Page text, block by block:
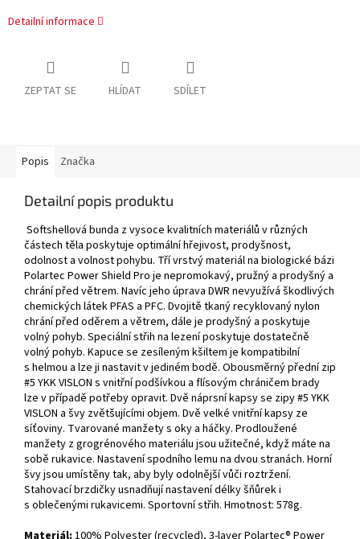
Detailní informace
ZEPTAT SE HLÍDAT SDÍLET
Popis Značka
Detailní popis produktu
Softshellová bunda z vysoce kvalitních materiálů v různých
částech těla poskytuje optimální hřejivost, prodyšnost,
odolnost a volnost pohybu. Tří vrstvý materiál na biologické bázi
Polartec Power Shield Pro je nepromokavý, pružný a prodyšný a
chrání před větrem. Navíc jeho úprava DWR nevyužívá škodlivých
chemických látek PFAS a PFC. Dvojitě tkaný recyklovaný nylon
chrání před oděrem a větrem, dále je prodyšný a poskytuje
volný pohyb. Speciální střih na lezení poskytuje dostatečně
volný pohyb. Kapuce se zesíleným kšiltem je kompatibilní
s helmou a lze ji nastavit v jediném bodě. Obousměrný přední zip
#5 YKK VISLON s vnitřní podšívkou a flísovým chráničem brady
lze v případě potřeby opravit. Dvě náprsní kapsy se zipy #5 YKK
VISLON a švy zvětšujícími objem. Dvě velké vnitřní kapsy ze
síťoviny. Tvarované manžety s oky a háčky. Prodloužené
manžety z grogrénového materiálu jsou užitečné, když máte na
sobě rukavice. Nastavení spodního lemu na dvou stranách. Horní
švy jsou umístěny tak, aby byly odolnější vůči roztržení.
Stahovací brzdičky usnadňují nastavení délky šňůrek i
s oblečenými rukavicemi. Sportovní střih. Hmotnost: 578g.